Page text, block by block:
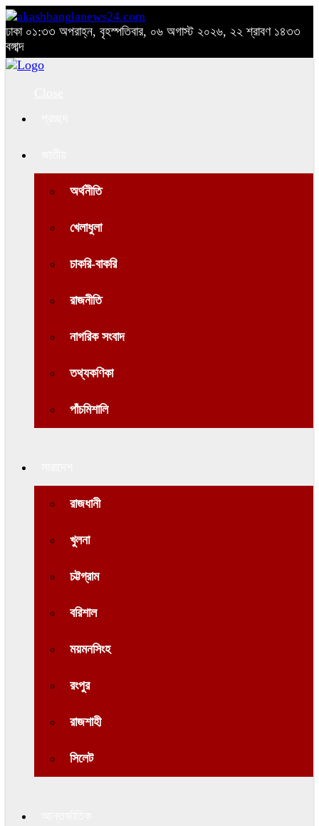
ঢাকা ০১:৩৩ অপরাহ্ন, বৃহস্পতিবার, ০৬ অগাস্ট ২০২৬, ২২ শ্রাবণ ১৪৩৩
বঙ্গাব্দ
অর্থনীতি
খেলাধুলা
চাকরি-বাকরি
রাজনীতি
নাগরিক সংবাদ
তথ্যকণিকা
পাঁচমিশালি
রাজধানী
খুলনা
চট্টগ্রাম
বরিশাল
ময়মনসিংহ
রংপুর
রাজশাহী
সিলেট